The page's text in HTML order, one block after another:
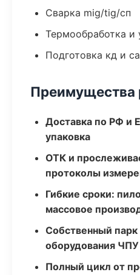
Сварка mig/tig/сп
Термообработка и
Подготовка кд и
Преимущества
Доставка по РФ и
упаковка
ОТК и
протоколы
Гибкие сроки:
массовое
Собственный
оборудования ЧПУ
Полный цикл от